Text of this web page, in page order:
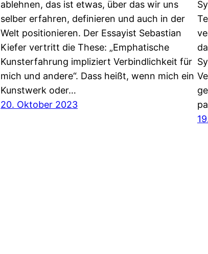
ablehnen, das ist etwas, über das wir uns
selber erfahren, definieren und auch in der
Welt positionieren. Der Essayist Sebastian
Kiefer vertritt die These: „Emphatische
Kunsterfahrung impliziert Verbindlichkeit für
mich und andere“. Dass heißt, wenn mich ein
Kunstwerk oder…
20. Oktober 2023